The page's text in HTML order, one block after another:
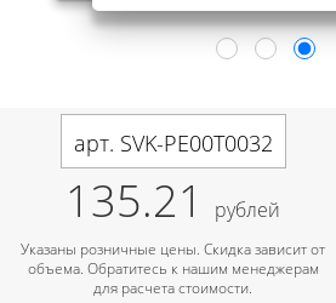
арт. SVK-PE00T0032
135.21 рублей
Указаны розничные цены. Скидка зависит от
объема. Обратитесь к нашим менеджерам
для расчета стоимости.